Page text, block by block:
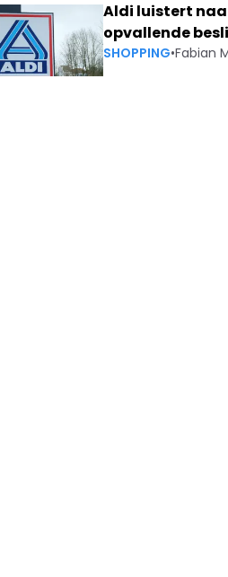
Aldi luistert
opvallende
SHOPPING•Fabian